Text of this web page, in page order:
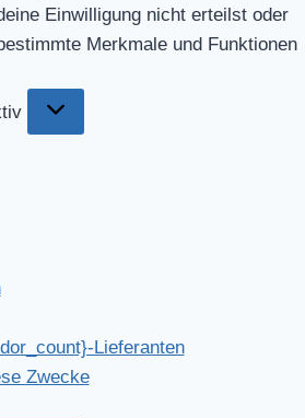
Einwilligung nicht erteilst oder
Merkmale und Funktionen
Lieferanten
Zwecke